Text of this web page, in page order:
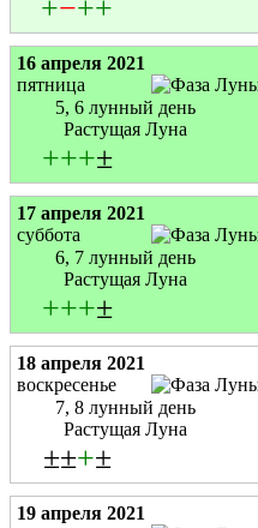
+−++
16 апреля 2021
пятница
5, 6 лунный день
Растущая Луна
+++±
17 апреля 2021
суббота
6, 7 лунный день
Растущая Луна
+++±
18 апреля 2021
воскресенье
7, 8 лунный день
Растущая Луна
±±+±
19 апреля 2021